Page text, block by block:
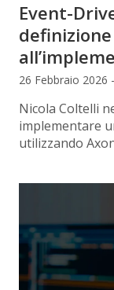
Event-
26 Febbraio 2026
Nicola Coltelli
implementare
utilizzando